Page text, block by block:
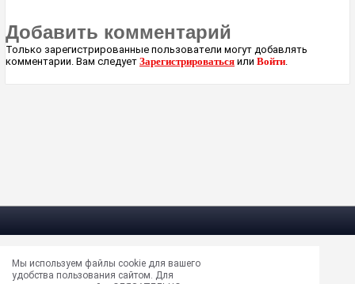
Добавить комментарий
Только зарегистрированные пользователи могут добавлять
комментарии. Вам следует Зарегистрироваться или Войти.
Электрическая почта —masun@unews.pro
Мы используем файлы cookie для вашего
удобства пользования сайтом. Для